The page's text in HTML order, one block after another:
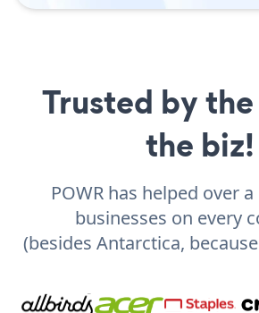
Trusted by
the biz!
POWR has helped over
businesses on every
(besides Antarctica,